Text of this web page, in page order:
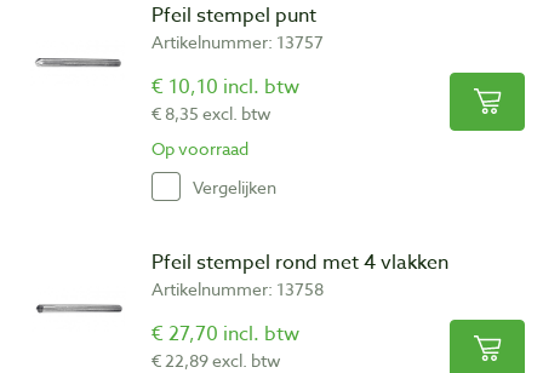
Pfeil stempel punt
Artikelnummer: 13757
€ 10,10 incl. btw
€ 8,35 excl. btw
Op voorraad
Vergelijken
Pfeil stempel rond met 4 vlakken
Artikelnummer: 13758
€ 27,70 incl. btw
€ 22,89 excl. btw